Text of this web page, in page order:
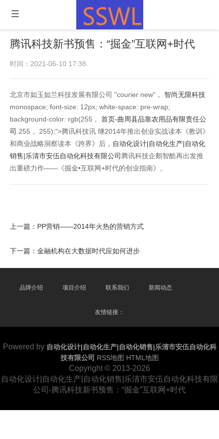
腾讯科技新书预售：“掘金”互联网+时代
时间：2021-06-10 17:38
北京市如玉如兰科技发展有限公司 "courier new"， 智尚无限科技
monospace; font-size: 12px; white-space: pre-wrap;
background-color: rgb(255， 首页-曲周县品靠农用品有限责任公
司 255， 255);">腾讯科技讯 继2014年推出创业实战读本《教训》
和商业战略洞察读本《跨界》后， 自动化设计|自动化生产|自动化
销售|乐清市安伍自动化科技有限公司 腾讯科技企鹅智酷再出发推
出重磅力作——《掘金•互联网+时代的创业指南》。
上一篇： PP营销——2014年火热的营销方式
下一篇： 金融机构在大数据时代应如何进步
品牌介绍 项目介绍 联系我们 新闻动态
友情链接：
Powered by 自动化设计|自动化生产|自动化销售|乐清市安伍自动化科
技有限公司 RSS地图 HTML地图
Copyright © 2013-2026
自动化设计|自动化生产|自动化销售|乐清市安伍自动化科技有限
公司-腾讯科技新书预售：“掘金”互联网+时代